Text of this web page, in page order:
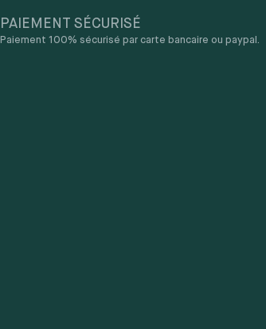
PAIEMENT SÉCURISÉ
Paiement 100% sécurisé par carte bancaire ou paypal.